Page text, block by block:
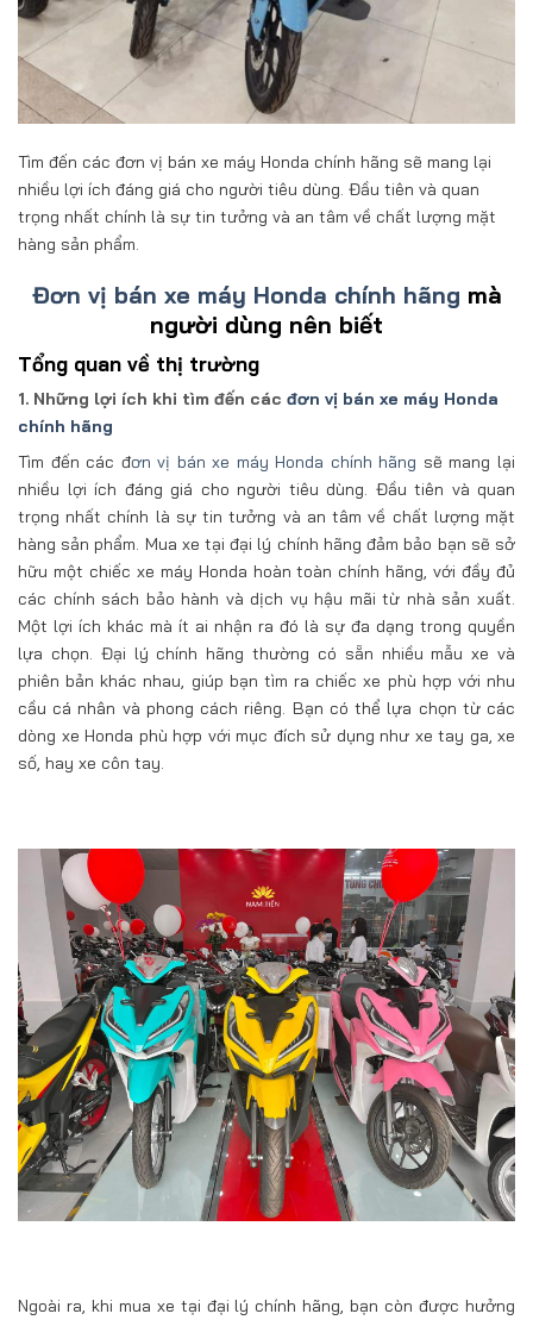
Tìm đến các đơn vị bán xe máy Honda chính hãng sẽ mang lại
nhiều lợi ích đáng giá cho người tiêu dùng. Đầu tiên và quan
trọng nhất chính là sự tin tưởng và an tâm về chất lượng mặt
hàng sản phẩm.
Đơn vị bán xe máy Honda chính hãng mà
người dùng nên biết
Tổng quan về thị trường
1. Những lợi ích khi tìm đến các đơn vị bán xe máy Honda
chính hãng
Tìm đến các đơn vị bán xe máy Honda chính hãng sẽ mang lại
nhiều lợi ích đáng giá cho người tiêu dùng. Đầu tiên và quan
trọng nhất chính là sự tin tưởng và an tâm về chất lượng mặt
hàng sản phẩm. Mua xe tại đại lý chính hãng đảm bảo bạn sẽ sở
hữu một chiếc xe máy Honda hoàn toàn chính hãng, với đầy đủ
các chính sách bảo hành và dịch vụ hậu mãi từ nhà sản xuất.
Một lợi ích khác mà ít ai nhận ra đó là sự đa dạng trong quyền
lựa chọn. Đại lý chính hãng thường có sẵn nhiều mẫu xe và
phiên bản khác nhau, giúp bạn tìm ra chiếc xe phù hợp với nhu
cầu cá nhân và phong cách riêng. Bạn có thể lựa chọn từ các
dòng xe Honda phù hợp với mục đích sử dụng như xe tay ga, xe
số, hay xe côn tay.
Ngoài ra, khi mua xe tại đại lý chính hãng, bạn còn được hưởng